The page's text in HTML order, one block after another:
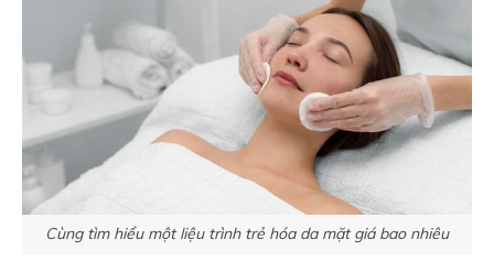
Cùng tìm hiểu một liệu trình trẻ hóa da mặt giá bao nhiêu